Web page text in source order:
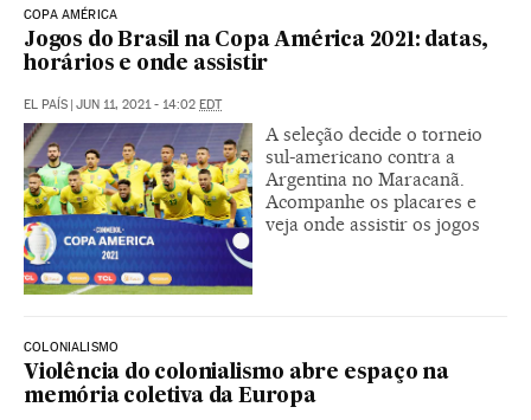
COPA AMÉRICA
Jogos do Brasil na Copa América 2021: datas,
horários e onde assistir
EL PAÍS JUN 11, 2021 - 14:02 EDT
A seleção decide o torneio
sul-americano contra a
Argentina no Maracanã.
Acompanhe os placares e
veja onde assistir os jogos
COLONIALISMO
Violência do colonialismo abre espaço na
memória coletiva da Europa